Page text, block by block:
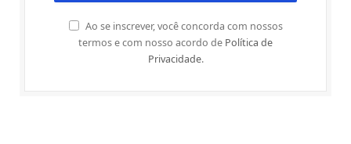
Ao se inscrever, você concorda com nossos
termos e com nosso acordo de Política de
Privacidade.